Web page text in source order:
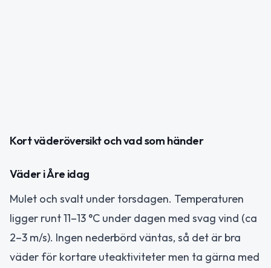
Kort väderöversikt och vad som händer
Väder i Åre idag
Mulet och svalt under torsdagen. Temperaturen
ligger runt 11–13 °C under dagen med svag vind (ca
2–3 m/s). Ingen nederbörd väntas, så det är bra
väder för kortare uteaktiviteter men ta gärna med